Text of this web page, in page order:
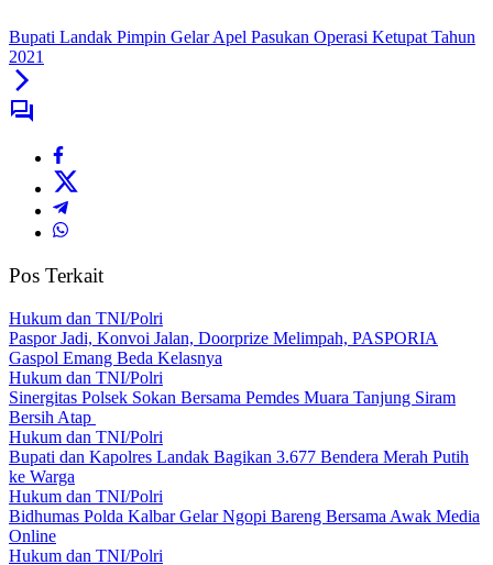
Bupati Landak Pimpin Gelar Apel Pasukan Operasi Ketupat Tahun
2021
Pos Terkait
Hukum dan TNI/Polri
Paspor Jadi, Konvoi Jalan, Doorprize Melimpah, PASPORIA
Gaspol Emang Beda Kelasnya
Hukum dan TNI/Polri
Sinergitas Polsek Sokan Bersama Pemdes Muara Tanjung Siram
Bersih Atap
Hukum dan TNI/Polri
Bupati dan Kapolres Landak Bagikan 3.677 Bendera Merah Putih
ke Warga
Hukum dan TNI/Polri
Bidhumas Polda Kalbar Gelar Ngopi Bareng Bersama Awak Media
Online
Hukum dan TNI/Polri